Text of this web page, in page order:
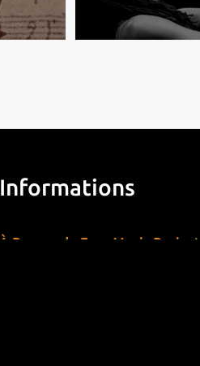
Informations
À Propos de Free Music Projects